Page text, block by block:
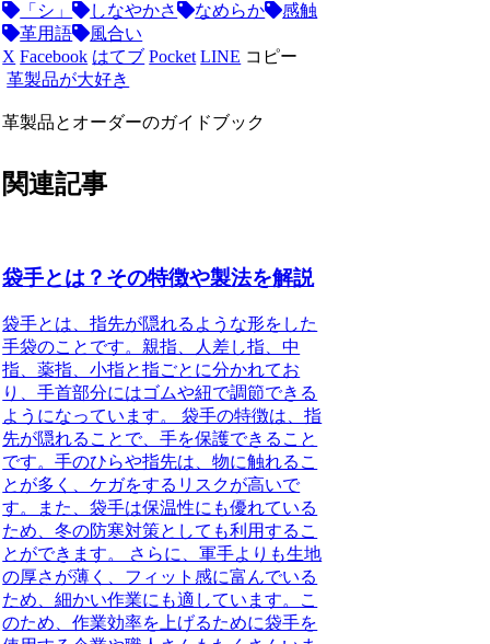
「シ」
しなやかさ なめらか
感触
革用語
風合い
X Facebook はてブ Pocket LINE コピー
革製品が大好き
革製品とオーダーのガイドブック
関連記事
袋手とは？その特徴や製法を解説
袋手とは、指先が隠れるような形をした
手袋のことです。親指、人差し指、中
指、薬指、小指と指ごとに分かれてお
り、手首部分にはゴムや紐で調節できる
ようになっています。 袋手の特徴は、指
先が隠れることで、手を保護できること
です。手のひらや指先は、物に触れるこ
とが多く、ケガをするリスクが高いで
す。また、袋手は保温性にも優れている
ため、冬の防寒対策としても利用するこ
とができます。 さらに、軍手よりも生地
の厚さが薄く、フィット感に富んでいる
ため、細かい作業にも適しています。こ
のため、作業効率を上げるために袋手を